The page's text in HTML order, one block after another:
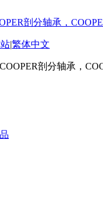
|繁体中文
剖分轴承，